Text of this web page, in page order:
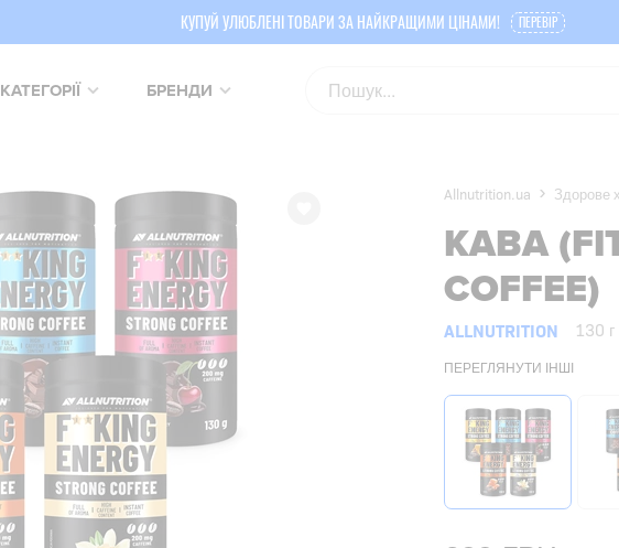
КУПУЙ УЛЮБЛЕНІ ТОВАРИ ЗА НАЙКРАЩИМИ ЦІНАМИ! ПЕРЕВІР
КАТЕГОРІЇ БРЕНДИ
Allnutrition.ua Здорове
КАВА
COFFEE)
ALLNUTRITION 130 г
ПЕРЕГЛЯНУТИ ІНШІ